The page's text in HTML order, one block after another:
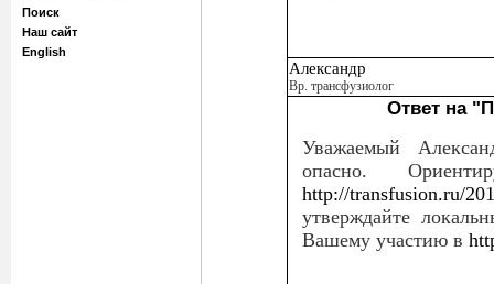
Поиск
Наш сайт
English
Александр
Вр. трансфузиолог
Ответ на
Уважаемый
опасно.
http://transfusion.ru/
утверждайте
Вашему участию в